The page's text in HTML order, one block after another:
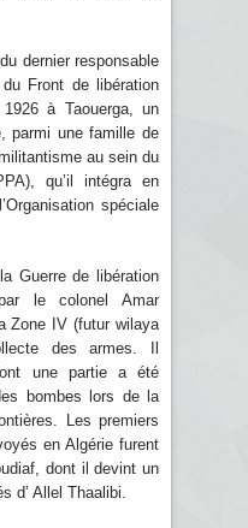
dernier responsable
Front de libération
à Taouerga, un
parmi une famille de
au sein du
qu’il intégra en
spéciale
Guerre de libération
le colonel Amar
Zone IV (futur wilaya
des armes. Il
une partie a été
bombes lors de la
Les premiers
en Algérie furent
dont il devint un
d’ Allel Thaalibi.